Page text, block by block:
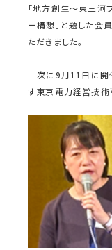
「地方創生～東三河
ー構想」と題した会
ただきました。
次に9月11日に開
す東京電力経営技術